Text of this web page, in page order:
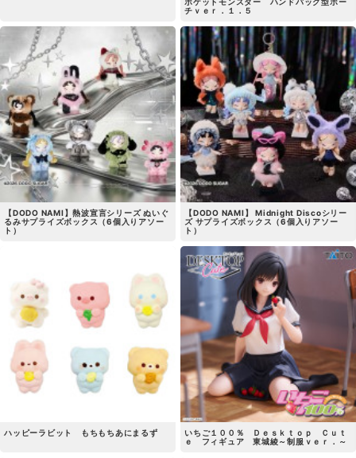
チｖｅｒ．１．５
【DODO NAMI】熱波宣言シリーズ ぬいぐ
るみサプライズボックス（6個入りアソー
ト）
【DODO NAMI】 Midnight Discoシリー
ズ サプライズボックス（6個入りアソー
ト）
ハッピーラビット もちもちあにまるず
いちご１００％ Ｄｅｓｋｔｏｐ Ｃｕｔ
ｅ フィギュア 東城綾～制服ｖｅｒ．～